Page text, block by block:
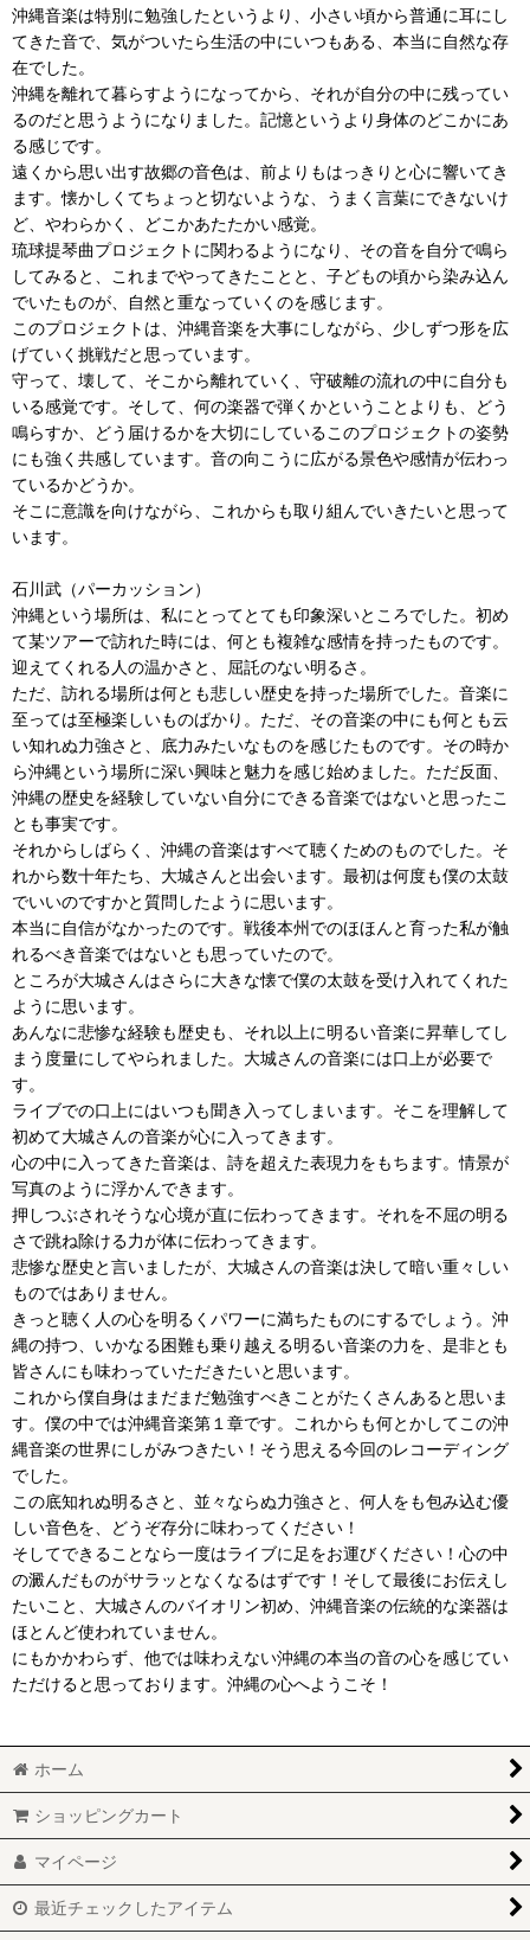
沖縄音楽は特別に勉強したというより、小さい頃から普通に耳にし
てきた音で、気がついたら生活の中にいつもある、本当に自然な存
在でした。
沖縄を離れて暮らすようになってから、それが自分の中に残ってい
るのだと思うようになりました。記憶というより身体のどこかにあ
る感じです。
遠くから思い出す故郷の音色は、前よりもはっきりと心に響いてき
ます。懐かしくてちょっと切ないような、うまく言葉にできないけ
ど、やわらかく、どこかあたたかい感覚。
琉球提琴曲プロジェクトに関わるようになり、その音を自分で鳴ら
してみると、これまでやってきたことと、子どもの頃から染み込ん
でいたものが、自然と重なっていくのを感じます。
このプロジェクトは、沖縄音楽を大事にしながら、少しずつ形を広
げていく挑戦だと思っています。
守って、壊して、そこから離れていく、守破離の流れの中に自分も
いる感覚です。そして、何の楽器で弾くかということよりも、どう
鳴らすか、どう届けるかを大切にしているこのプロジェクトの姿勢
にも強く共感しています。音の向こうに広がる景色や感情が伝わっ
ているかどうか。
そこに意識を向けながら、これからも取り組んでいきたいと思って
います。
石川武（パーカッション）
沖縄という場所は、私にとってとても印象深いところでした。初め
て某ツアーで訪れた時には、何とも複雑な感情を持ったものです。
迎えてくれる人の温かさと、屈託のない明るさ。
ただ、訪れる場所は何とも悲しい歴史を持った場所でした。音楽に
至っては至極楽しいものばかり。ただ、その音楽の中にも何とも云
い知れぬ力強さと、底力みたいなものを感じたものです。その時か
ら沖縄という場所に深い興味と魅力を感じ始めました。ただ反面、
沖縄の歴史を経験していない自分にできる音楽ではないと思ったこ
とも事実です。
それからしばらく、沖縄の音楽はすべて聴くためのものでした。そ
れから数十年たち、大城さんと出会います。最初は何度も僕の太鼓
でいいのですかと質問したように思います。
本当に自信がなかったのです。戦後本州でのほほんと育った私が触
れるべき音楽ではないとも思っていたので。
ところが大城さんはさらに大きな懐で僕の太鼓を受け入れてくれた
ように思います。
あんなに悲惨な経験も歴史も、それ以上に明るい音楽に昇華してし
まう度量にしてやられました。大城さんの音楽には口上が必要で
す。
ライブでの口上にはいつも聞き入ってしまいます。そこを理解して
初めて大城さんの音楽が心に入ってきます。
心の中に入ってきた音楽は、詩を超えた表現力をもちます。情景が
写真のように浮かんできます。
押しつぶされそうな心境が直に伝わってきます。それを不屈の明る
さで跳ね除ける力が体に伝わってきます。
悲惨な歴史と言いましたが、大城さんの音楽は決して暗い重々しい
ものではありません。
きっと聴く人の心を明るくパワーに満ちたものにするでしょう。沖
縄の持つ、いかなる困難も乗り越える明るい音楽の力を、是非とも
皆さんにも味わっていただきたいと思います。
これから僕自身はまだまだ勉強すべきことがたくさんあると思いま
す。僕の中では沖縄音楽第１章です。これからも何とかしてこの沖
縄音楽の世界にしがみつきたい！そう思える今回のレコーディング
でした。
この底知れぬ明るさと、並々ならぬ力強さと、何人をも包み込む優
しい音色を、どうぞ存分に味わってください！
そしてできることなら一度はライブに足をお運びください！心の中
の澱んだものがサラッとなくなるはずです！そして最後にお伝えし
たいこと、大城さんのバイオリン初め、沖縄音楽の伝統的な楽器は
ほとんど使われていません。
にもかかわらず、他では味わえない沖縄の本当の音の心を感じてい
ただけると思っております。沖縄の心へようこそ！
ホーム
ショッピングカート
マイページ
最近チェックしたアイテム